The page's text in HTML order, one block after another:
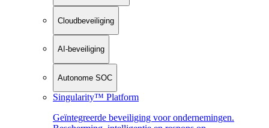
Cloudbeveiliging
AI-beveiliging
Autonome SOC
Singularity™ Platform
Geïntegreerde beveiliging voor ondernemingen.